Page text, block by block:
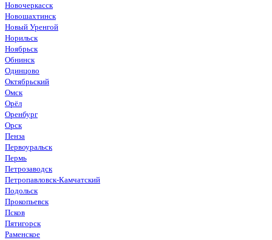
Новочеркасск
Новошахтинск
Новый Уренгой
Норильск
Ноябрьск
Обнинск
Одинцово
Октябрьский
Омск
Орёл
Оренбург
Орск
Пенза
Первоуральск
Пермь
Петрозаводск
Петропавловск-Камчатский
Подольск
Прокопьевск
Псков
Пятигорск
Раменское